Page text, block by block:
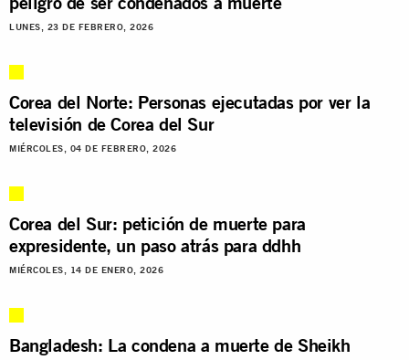
LUNES, 23 DE FEBRERO, 2026
Corea del Norte: Personas ejecutadas por ver la
televisión de Corea del Sur
MIÉRCOLES, 04 DE FEBRERO, 2026
Corea del Sur: petición de muerte para
expresidente, un paso atrás para ddhh
MIÉRCOLES, 14 DE ENERO, 2026
Bangladesh: La condena a muerte de Sheikh